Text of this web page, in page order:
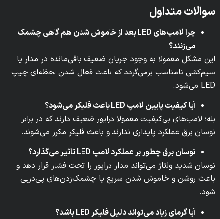
سوالات متداول
چرا لامپ‌های LED بعد از خاموش شدن هم گاهی چشمک
می‌زنند؟
این مشکل معمولا به وجود جریان ضعیف باقی‌مانده در مدار یا
سیم‌کشی نامناسب برمی‌گردد که باعث فعال شدن لحظه‌ای چیپ
LED می‌شود.
آیا کیفیت پایین لامپ LED باعث فلیکر می‌شود؟
بله؛ لامپ‌های بی‌کیفیت معمولا درایور ضعیف دارند که در برابر
نوسان برق عملکرد پایداری ندارند و باعث فلیکر مکرر می‌شوند.
نوسان برق چطور بر عملکرد لامپ LED تاثیر می‌گذارد؟
نوسان شدید ولتاژ می‌تواند مدار درایور را تحت فشار قرار دهد و
باعث روشن و خاموش شدن سریع یا چشمک‌زدن‌های پی‌درپی
شود.
آیا گرمای زیاد می‌تواند دلیل فلیکر LED باشد؟